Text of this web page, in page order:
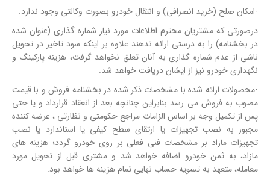
-امکان صلح (خرید انصرافی) و انتقال خودرو بصورت وکالتی وجود ندارد.
درصورتی که مشتریان محترم اطلاعات مورد نیاز شماره گذاری (عنوان شده
در بخشنامه) را به درستی ارائه ندهند علاوه بر اینکه سود تاخیر در تحویل
ناشی از عدم شماره گذاری به آنان تعلق نخواهد گرفت، هزینه پارکینگ و
نگهداری خودرو نیز از ایشان دریافت خواهد شد.
-محصولات ارائه شده با مشخصات ذکر شده در بخشنامه فروش و با قیمت
مصوب به فروش می رسد بنابراین چنانچه بعد از انعقاد قرارداد و یا حتی
پس از تکمیل وجه بر اساس الزامات مراجع حکومتی و نظارتی ، عرضه کننده
مجبور به نصب تجهیزات یا ارتقای سطح کیفی یا استاندارد یا نصب
تجهیزات مازاد بر مشخصات فنی فعلی بر روی خودرو گردد؛ هزینه های
مازاد، به ثمن خودرو اضافه خواهد شد و مشتری قبل از تحویل مورد
معامله، متعهد به تسویه حساب نهایی تمام هزینه ها خواهد بود.